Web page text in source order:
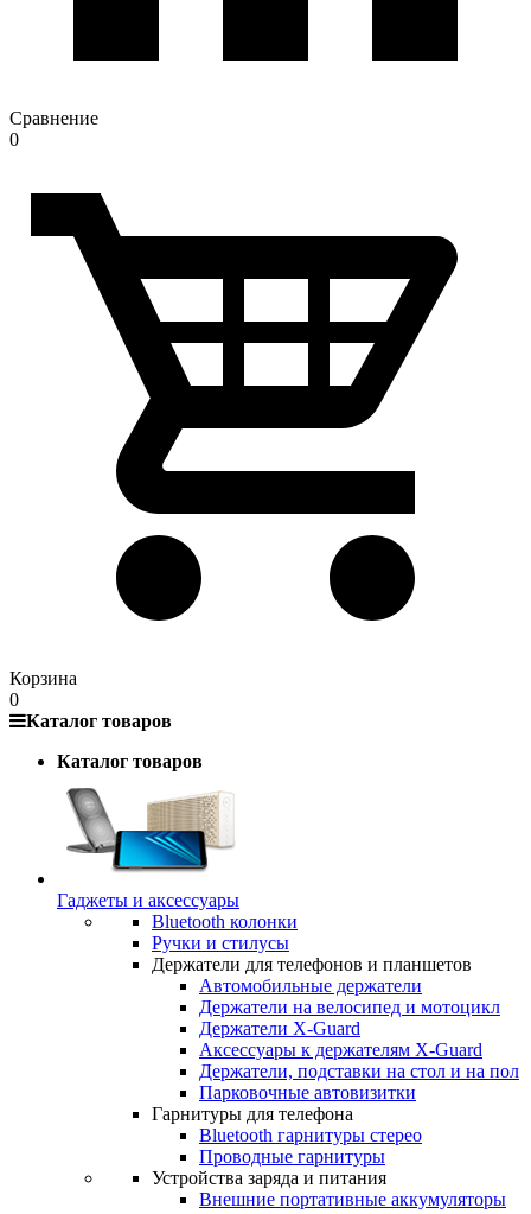
Сравнение
0
Корзина
0
Каталог товаров
Каталог товаров
Гаджеты и аксессуары
Bluetooth колонки
Ручки и стилусы
Держатели для телефонов и планшетов
Автомобильные держатели
Держатели на велосипед и мотоцикл
Держатели X-Guard
Аксессуары к держателям X-Guard
Держатели, подставки на стол и на пол
Парковочные автовизитки
Гарнитуры для телефона
Bluetooth гарнитуры стерео
Проводные гарнитуры
Устройства заряда и питания
Внешние портативные аккумуляторы